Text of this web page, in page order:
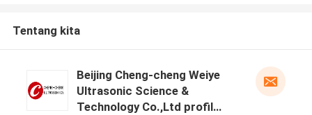
Tentang kita
Beijing Cheng-cheng Weiye
Ultrasonic Science &
Technology Co.,Ltd profil